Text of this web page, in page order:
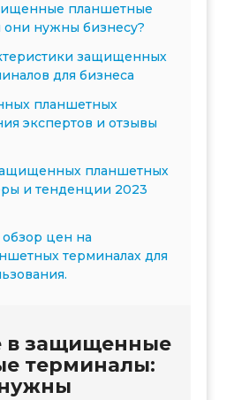
планшетные
они нужны бизнесу?
защищенных
для бизнеса
планшетных
экспертов и отзывы
планшетных
и тенденции 2023
цен на
терминалах для
в защищенные
терминалы: